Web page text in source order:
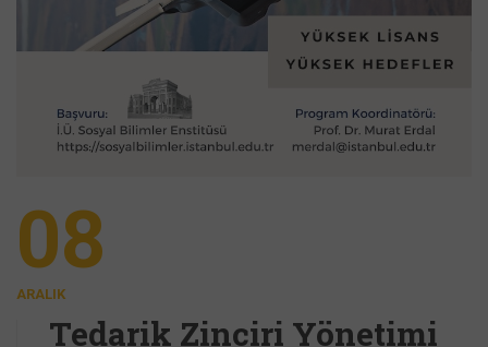
08
ARALIK
Tedarik Zinciri Yönetimi